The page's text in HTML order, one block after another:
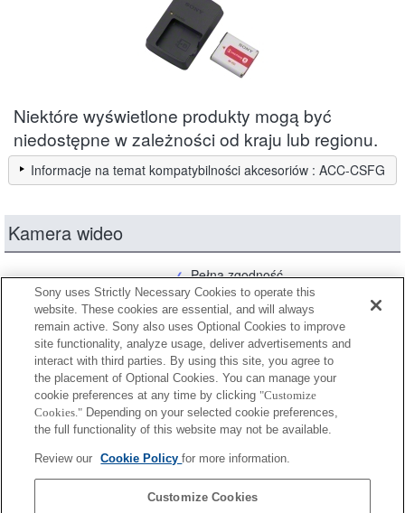
Niektóre wyświetlone produkty mogą być
niedostępne w zależności od kraju lub regionu.
Informacje na temat kompatybilności akcesoriów : ACC-CSFG
Kamera wideo
Pełna zgodność
Zgodność w ograniczonym zakresie
HDR-GW77VE
HDR-GW77
HDR-GW55VE
Sony uses Strictly Necessary Cookies to operate this
website. These cookies are essential, and will always
remain active. Sony also uses Optional Cookies to improve
site functionality, analyze usage, deliver advertisements and
interact with third parties. By using this site, you agree to
the placement of Optional Cookies. You can manage your
cookie preferences at any time by clicking "Customize
Cookies." Depending on your selected cookie preferences,
the full functionality of this website may not be available.
Review our Cookie Policyfor more information.
Customize Cookies